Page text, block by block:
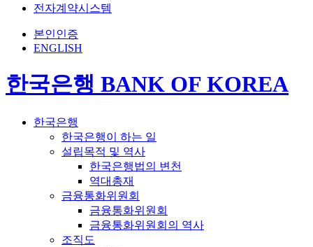
전자계약시스템
본인인증
ENGLISH
한국은행 BANK OF KOREA
한국은행
한국은행이 하는 일
설립목적 및 역사
한국은행법의 변천
역대총재
금융통화위원회
금융통화위원회
금융통화위원회의 역사
조직도